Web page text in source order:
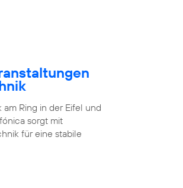
Ring in der Eifel und
sorgt mit
für eine stabile